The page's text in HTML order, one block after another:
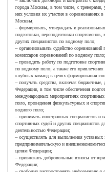
города Москвы, в том числе, с
них условия их участия в соревнованиях
Москвы;
– формировать, утверждать и
подготовки, переподготовки спортсменов,
других специалистов по водному поло;
– организовывать судейство
комиссаров соревнований по водному поло;
– проводить работу по подготовке
по водному поло, а также его
клубных команд в целях формирования
– получать средства, включая бюджетные,
Федерации, в том числе обеспечения
международных мероприятиях
поло, проведения физкультурных и
водного поло;
– принимать иностранных специалистов и
спортивных судей и других специалистов
деятельностью Федерации;
– осуществлять для выполнения уставных
предпринимательскую и
целям Федерации;
– привлекать добровольные взносы от
Федерации;